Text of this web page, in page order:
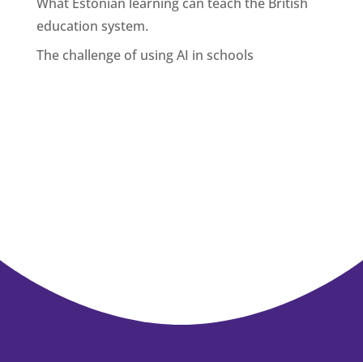
education system.
The challenge of using AI in schools